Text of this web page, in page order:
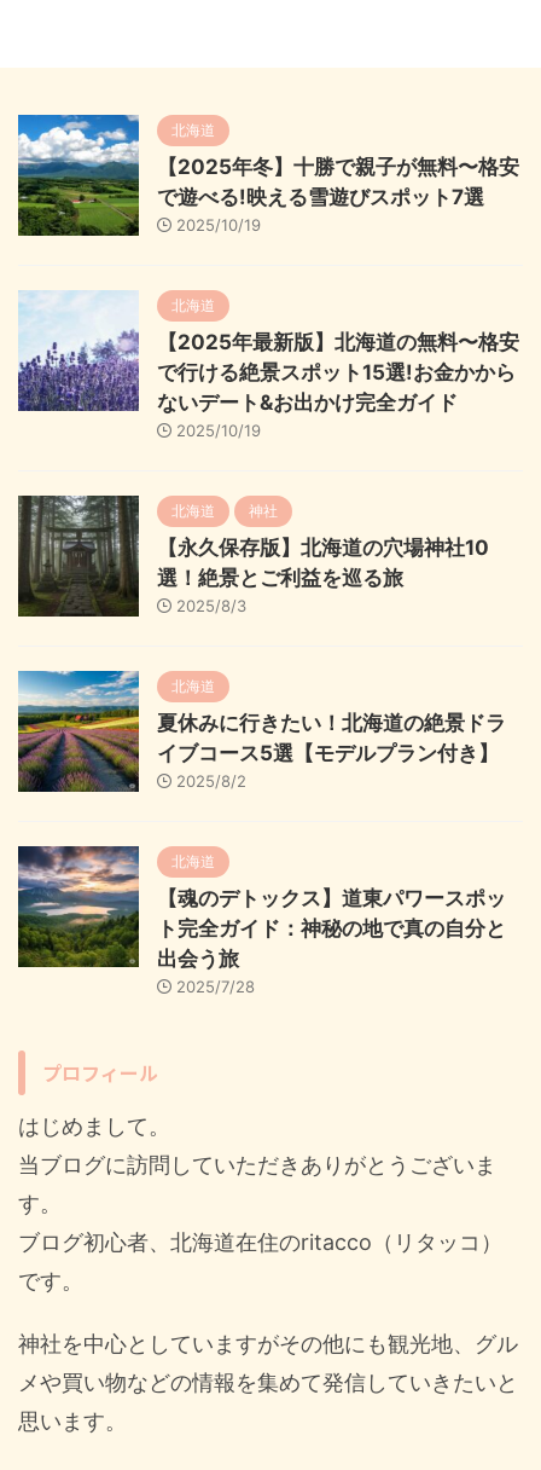
北海道
【2025年冬】十勝で親子が無料〜格安
で遊べる!映える雪遊びスポット7選
2025/10/19
北海道
【2025年最新版】北海道の無料〜格安
で行ける絶景スポット15選!お金かから
ないデート&お出かけ完全ガイド
2025/10/19
北海道 神社
【永久保存版】北海道の穴場神社10
選！絶景とご利益を巡る旅
2025/8/3
北海道
夏休みに行きたい！北海道の絶景ドラ
イブコース5選【モデルプラン付き】
2025/8/2
北海道
【魂のデトックス】道東パワースポッ
ト完全ガイド：神秘の地で真の自分と
出会う旅
2025/7/28
プロフィール
はじめまして。
当ブログに訪問していただきありがとうございま
す。
ブログ初心者、北海道在住のritacco（リタッコ）
です。
神社を中心としていますがその他にも観光地、グル
メや買い物などの情報を集めて発信していきたいと
思います。